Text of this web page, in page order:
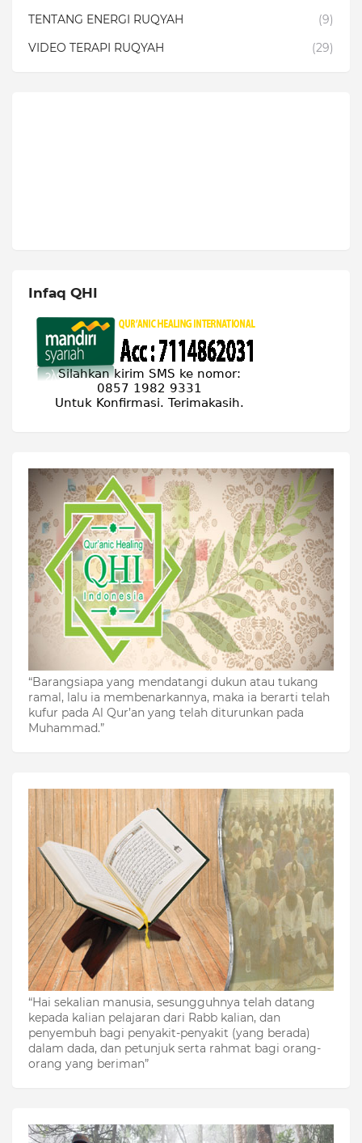
TENTANG ENERGI RUQYAH
(9)
VIDEO TERAPI RUQYAH
(29)
Infaq QHI
“Barangsiapa yang mendatangi dukun atau tukang
ramal, lalu ia membenarkannya, maka ia berarti telah
kufur pada Al Qur’an yang telah diturunkan pada
Muhammad.”
“Hai sekalian manusia, sesungguhnya telah datang
kepada kalian pelajaran dari Rabb kalian, dan
penyembuh bagi penyakit-penyakit (yang berada)
dalam dada, dan petunjuk serta rahmat bagi orang-
orang yang beriman”